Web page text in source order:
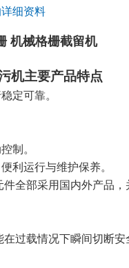
细资料
机械格栅截留机
机主要产品特点
定可靠。
制。
利运行与维护保养。
全部采用国内外产品
过载情况下瞬间切断